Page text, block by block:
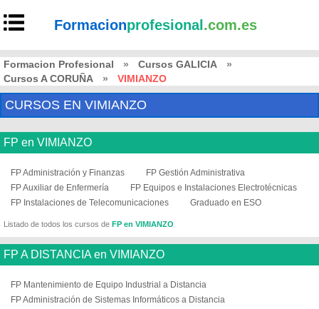
Formacionprofesional .com.es
Formacion Profesional » Cursos GALICIA
»
Cursos A CORUÑA
» VIMIANZO
CURSOS EN VIMIANZO
FP en VIMIANZO
FP Administración y Finanzas
FP Gestión Administrativa
FP Auxiliar de Enfermería
FP Equipos e Instalaciones Electrotécnicas
FP Instalaciones de Telecomunicaciones
Graduado en ESO
Listado de todos los cursos de FP en VIMIANZO
FP A DISTANCIA en VIMIANZO
FP Mantenimiento de Equipo Industrial a Distancia
FP Administración de Sistemas Informáticos a Distancia